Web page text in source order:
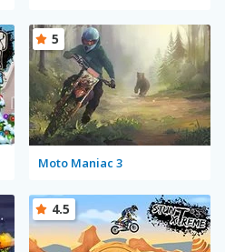
Moto Maniac 3
5
4.5